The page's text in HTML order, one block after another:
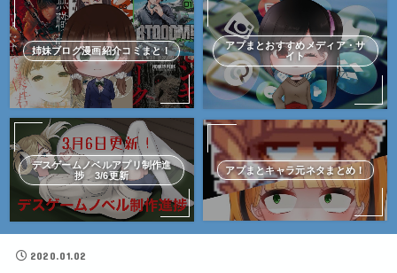
姉妹ブログ漫画紹介コミまと！
アプまとおすすめメディア・サ
イト
デスゲームノベルアプリ制作進
捗 3/6更新
アプまとキャラ元ネタまとめ！
2020.01.02